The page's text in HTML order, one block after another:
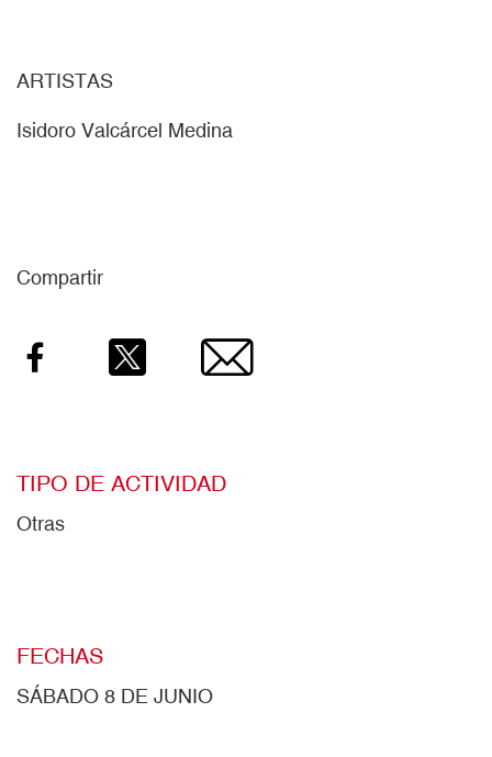
ARTISTAS
Isidoro Valcárcel Medina
Compartir
Facebook Twitter Email
TIPO DE ACTIVIDAD
Otras
FECHAS
SÁBADO 8 DE JUNIO